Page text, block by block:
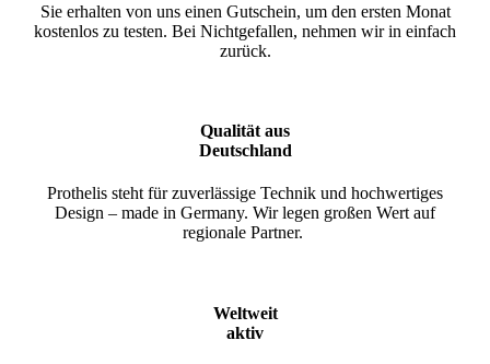
Sie erhalten von uns einen Gutschein, um den ersten Monat
kostenlos zu testen. Bei Nichtgefallen, nehmen wir in einfach
zurück.
Qualität aus
Deutschland
Prothelis steht für zuverlässige Technik und hochwertiges
Design – made in Germany. Wir legen großen Wert auf
regionale Partner.
Weltweit
aktiv